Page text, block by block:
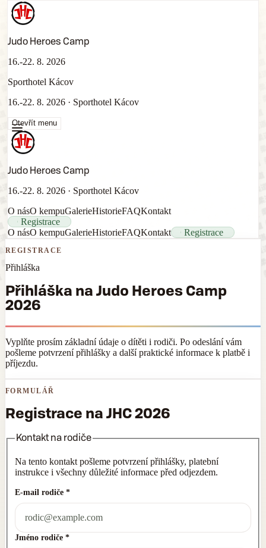
Judo Heroes Camp
16.-22. 8. 2026
Sporthotel Kácov
16.-22. 8. 2026 · Sporthotel Kácov
Otevřít menu
Judo Heroes Camp
16.-22. 8. 2026 · Sporthotel Kácov
O násO kempuGalerieHistorieFAQKontakt
Registrace
O násO kempuGalerieHistorieFAQKontakt Registrace
REGISTRACE
Přihláška
Přihláška na Judo Heroes Camp
2026
Vyplňte prosím základní údaje o dítěti i rodiči. Po odeslání vám
pošleme potvrzení přihlášky a další praktické informace k platbě i
příjezdu.
FORMULÁŘ
Registrace na JHC 2026
Kontakt na rodiče
Na tento kontakt pošleme potvrzení přihlášky, platební
instrukce i všechny důležité informace před odjezdem.
E-mail rodiče *
Jméno rodiče *